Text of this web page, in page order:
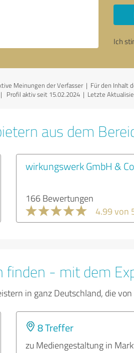
Ich
Meinungen der Verfasser | Für den Inhalt
Profil aktiv seit 15.02.2024 | Letzte
aus dem
wirkungswerk GmbH &
166 Bewertungen
4.99 von
finden - mit dem
in ganz Deutschland, die
8 Treffer
zu Mediengestaltung in